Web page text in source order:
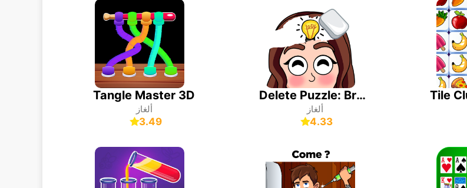
Tangle Master 3D
ألغاز
3.49
Delete Puzzle: Brain Games
ألغاز
4.33